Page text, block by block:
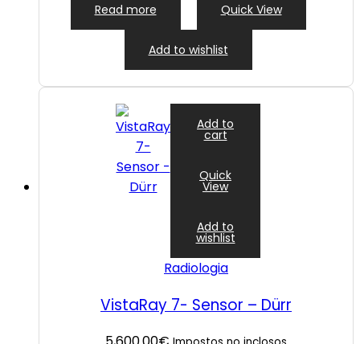
Read more Quick View
Add to wishlist
Add to
cart
Quick
View
Add to
wishlist
Radiologia
VistaRay 7- Sensor – Dürr